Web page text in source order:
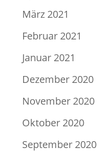
März 2021
Februar 2021
Januar 2021
Dezember 2020
November 2020
Oktober 2020
September 2020